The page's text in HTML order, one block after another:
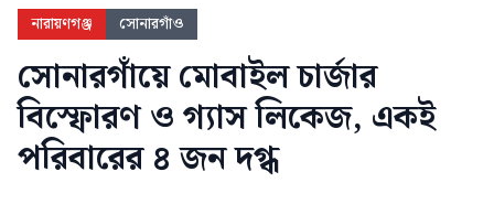
নারায়ণগঞ্জ সোনারগাঁও
সোনারগাঁয়ে মোবাইল চার্জার
বিস্ফোরণ ও গ্যাস লিকেজ, একই
পরিবারের ৪ জন দগ্ধ